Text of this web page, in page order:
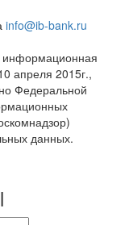
info@ib-bank.ru
информационная
апреля 2015г.,
Федеральной
данных.